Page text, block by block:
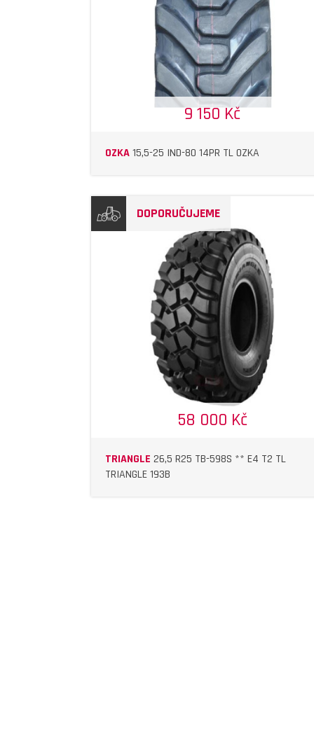
9 150 Kč
OZKA15,5-25 IND-80 14PR TL OZKA
DOPORUČUJEME
58 000 Kč
TRIANGLE 26,5 R25 TB-598S ** E4 T2 TL
TRIANGLE 193B
DETAIL